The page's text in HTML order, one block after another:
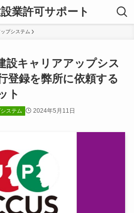
業許可サポート
プシステム
設キャリアアップシス
登録を弊所に依頼する
ト
ステム 2024年5月11日